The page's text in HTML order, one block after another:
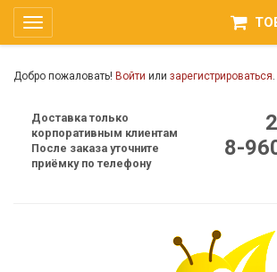
Toggle
navigation
Добро пожаловать! Войти или зарегистрироваться.
Доставка только
корпоративным клиентам
После заказа уточните
приёмку по телефону
8-